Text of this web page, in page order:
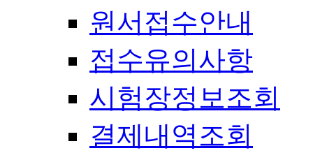
원서접수안내
접수유의사항
시험장정보조회
결제내역조회